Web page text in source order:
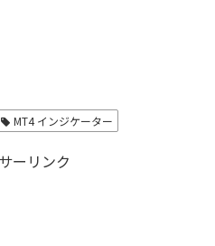
MT4 インジケーター
ーリンク